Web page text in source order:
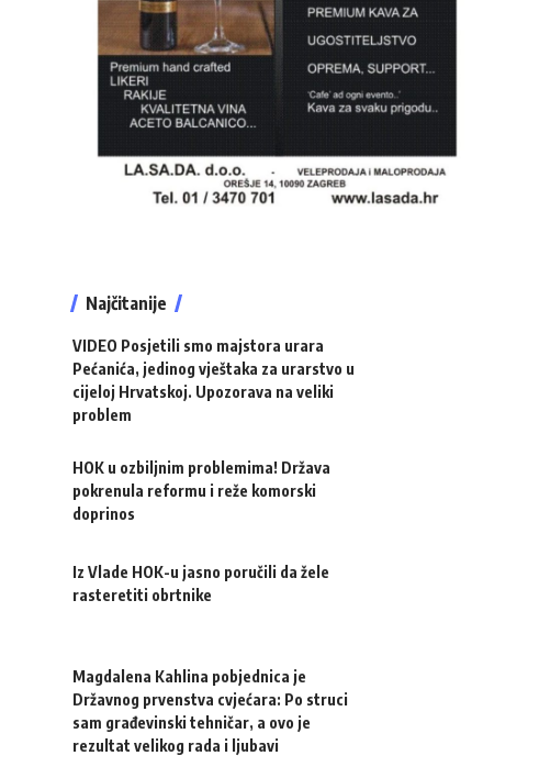
Najčitanije
VIDEO Posjetili smo majstora urara
Pećanića, jedinog vještaka za urarstvo u
cijeloj Hrvatskoj. Upozorava na veliki
problem
HOK u ozbiljnim problemima! Država
pokrenula reformu i reže komorski
doprinos
Iz Vlade HOK-u jasno poručili da žele
rasteretiti obrtnike
Magdalena Kahlina pobjednica je
Državnog prvenstva cvjećara: Po struci
sam građevinski tehničar, a ovo je
rezultat velikog rada i ljubavi